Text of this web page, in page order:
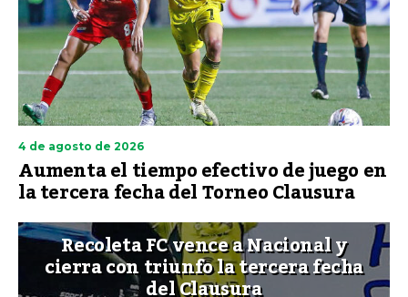
4 de agosto de 2026
Aumenta el tiempo efectivo de juego en
la tercera fecha del Torneo Clausura
Recoleta FC vence a Nacional y
cierra con triunfo la tercera fecha
del Clausura